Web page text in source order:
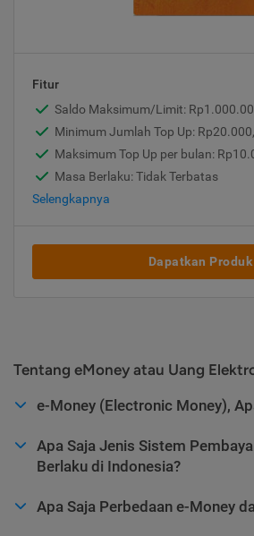
Fitur
Saldo Maksimum/Limit:
Minimum Jumlah Top Up:
Maksimum Top Up per bulan:
Masa Berlaku: Tidak Terbatas
Selengkapnya
Dapatkan Produk
Tentang eMoney atau Uang
e-Money (Electronic Money),
Apa Saja Jenis Sistem
Berlaku di Indonesia?
Apa Saja Perbedaan e-Money